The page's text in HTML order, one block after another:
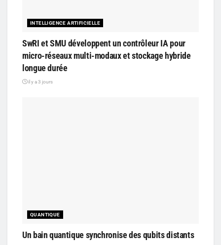
INTELLIGENCE ARTIFICIELLE
SwRI et SMU développent un contrôleur IA pour
micro-réseaux multi-modaux et stockage hybride
longue durée
il y a 3 jours
QUANTIQUE
Un bain quantique synchronise des qubits distants